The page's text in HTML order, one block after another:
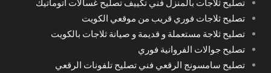
تصليح ثلاجات بالمنزل فني تكييف تصليح غسالات اتوماتيك
تصليح ثلاجات فوري قريب من موقعي الكويت
تصليح ثلاجة مستعملة و قديمة و صيانة ثلاجات بالكويت
تصليح جوالات الفروانية فوري
تصليح سامسونج الرقعي فني تصليح تلفونات الرقعي